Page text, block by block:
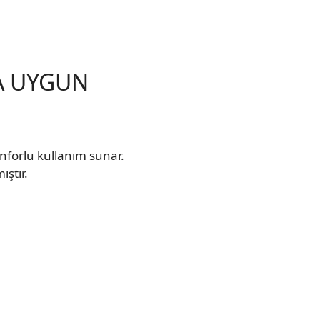
UYGUN
kullanım sunar.